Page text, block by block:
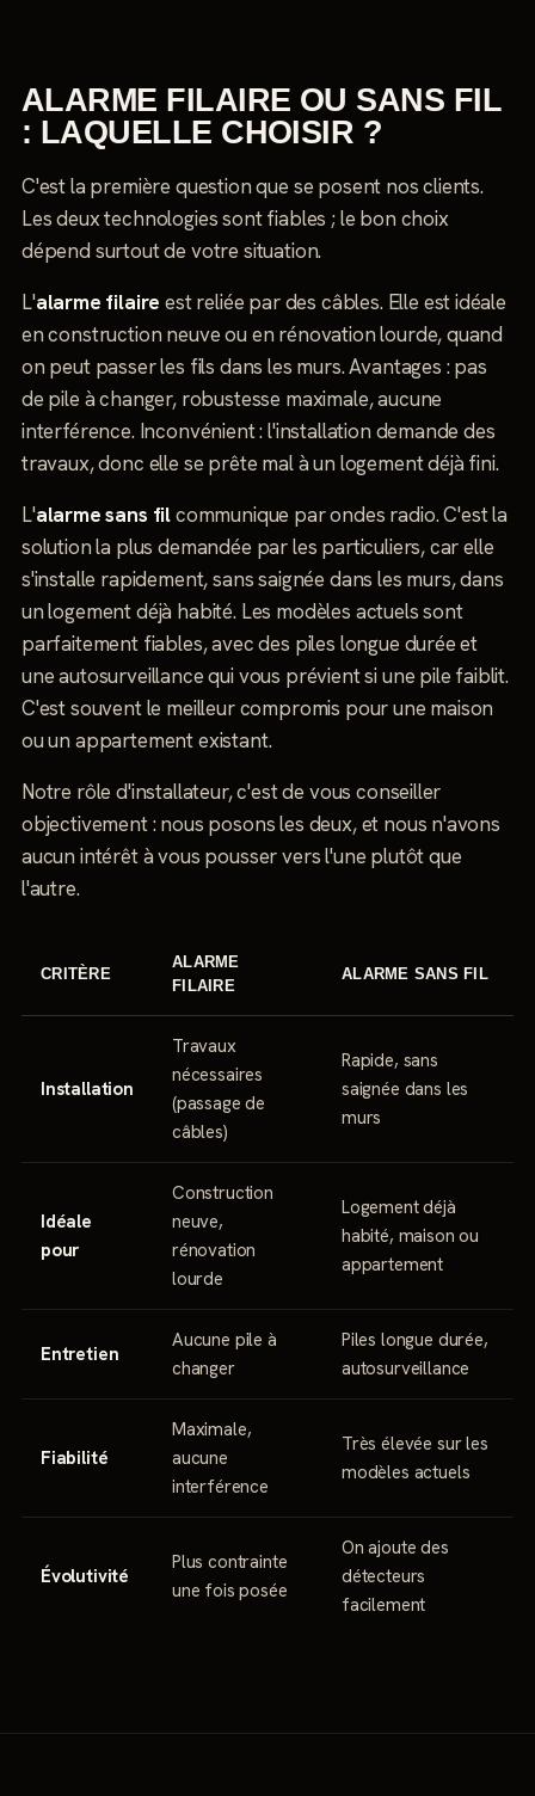
ALARME FILAIRE OU SANS FIL
: LAQUELLE CHOISIR ?
C'est la première question que se posent nos clients.
Les deux technologies sont fiables ; le bon choix
dépend surtout de votre situation.
L'alarme filaire est reliée par des câbles. Elle est idéale
en construction neuve ou en rénovation lourde, quand
on peut passer les fils dans les murs. Avantages : pas
de pile à changer, robustesse maximale, aucune
interférence. Inconvénient : l'installation demande des
travaux, donc elle se prête mal à un logement déjà fini.
L'alarme sans filcommunique par ondes radio. C'est la
solution la plus demandée par les particuliers, car elle
s'installe rapidement, sans saignée dans les murs, dans
un logement déjà habité. Les modèles actuels sont
parfaitement fiables, avec des piles longue durée et
une autosurveillance qui vous prévient si une pile faiblit.
C'est souvent le meilleur compromis pour une maison
ou un appartement existant.
Notre rôle d'installateur, c'est de vous conseiller
objectivement : nous posons les deux, et nous n'avons
aucun intérêt à vous pousser vers l'une plutôt que
l'autre.
CRITÈRE
ALARME
FILAIRE
ALARME SANS FIL
Installation
Travaux
nécessaires
(passage de
câbles)
Rapide, sans
saignée dans les
murs
Idéale
pour
Construction
neuve,
rénovation
lourde
Logement déjà
habité, maison ou
appartement
Entretien
Aucune pile à
changer
Piles longue durée,
autosurveillance
Fiabilité
Maximale,
aucune
interférence
Très élevée sur les
modèles actuels
Évolutivité
Plus contrainte
une fois posée
On ajoute des
détecteurs
facilement